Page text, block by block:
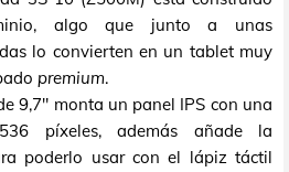
algo que junto a unas
lo convierten en un tablet muy
premium.
9,7" monta un panel IPS con una
píxeles, además añade la
poderlo usar con el lápiz táctil